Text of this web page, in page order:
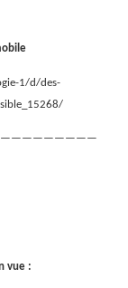
1/d/des-
vue :